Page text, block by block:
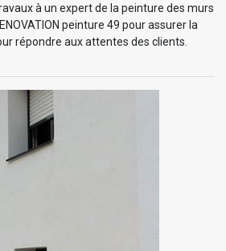
à un expert de la peinture des murs
peinture 49 pour assurer la
répondre aux attentes des clients.